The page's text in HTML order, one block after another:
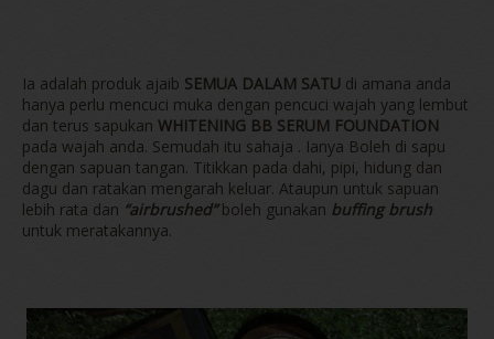
Ia adalah produk ajaib SEMUA DALAM SATU di amana anda
hanya perlu mencuci muka dengan pencuci wajah yang lembut
dan terus sapukan WHITENING BB SERUM FOUNDATION
pada wajah anda. Semudah itu sahaja . Ianya Boleh di sapu
dengan sapuan tangan. Titikkan pada dahi, pipi, hidung dan
dagu dan ratakan mengarah keluar. Ataupun untuk sapuan
lebih rata dan “airbrushed”boleh gunakan buffing brush
untuk meratakannya.